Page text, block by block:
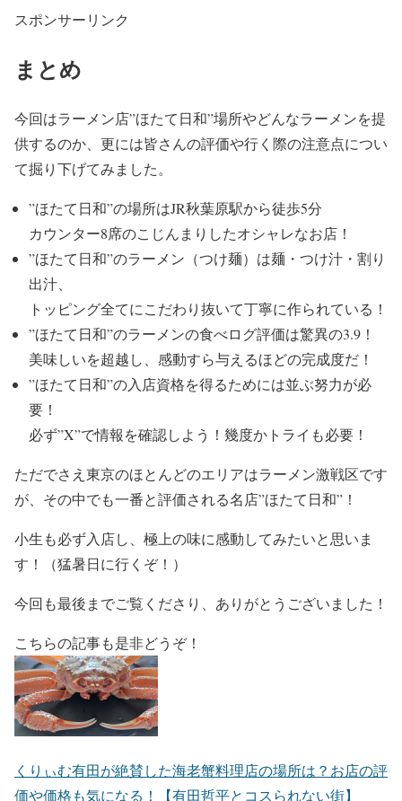
スポンサーリンク
まとめ
今回はラーメン店”ほたて日和”場所やどんなラーメンを提
供するのか、更には皆さんの評価や行く際の注意点につい
て掘り下げてみました。
”ほたて日和”の場所はJR秋葉原駅から徒歩5分
カウンター8席のこじんまりしたオシャレなお店！
”ほたて日和”のラーメン（つけ麺）は麺・つけ汁・割り
出汁、
トッピング全てにこだわり抜いて丁寧に作られている！
”ほたて日和”のラーメンの食べログ評価は驚異の3.9！
美味しいを超越し、 感動すら与えるほどの完成度だ！
”ほたて日和”の入店資格を得るためには並ぶ努力が必
要！
必ず”X”で情報を確認しよう！ 幾度かトライも必要！
ただでさえ東京のほとんどのエリアはラーメン激戦区です
が、その中でも一番と評価される名店”ほたて日和”！
小生も必ず入店し、 極上の味に感動してみたいと思いま
す！（猛暑日に行くぞ！）
今回も最後までご覧くださり、ありがとうございました！
こちらの記事も是非どうぞ！
くりぃむ有田が絶賛した海老蟹料理店の場所は？お店の評
価や価格も気になる！【有田哲平とコスられない街】